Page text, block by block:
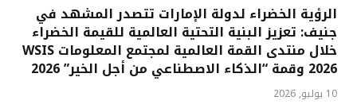
الرؤية الخضراء لدولة الإمارات تتصدر المشهد في
جنيف: تعزيز البنية التحتية العالمية للقيمة الخضراء
خلال منتدى القمة العالمية لمجتمع المعلومات WSIS
2026 وقمة “الذكاء الاصطناعي من أجل الخير” 2026
10 يوليو, 2026